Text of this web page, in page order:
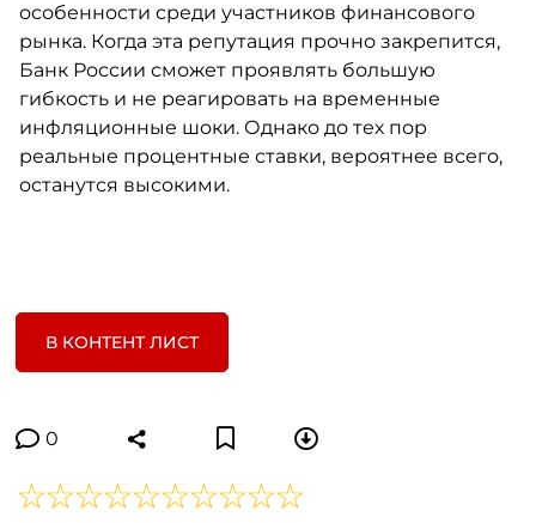
особенности среди участников финансового
рынка. Когда эта репутация прочно закрепится,
Банк России сможет проявлять большую
гибкость и не реагировать на временные
инфляционные шоки. Однако до тех пор
реальные процентные ставки, вероятнее всего,
останутся высокими.
В КОНТЕНТ ЛИСТ
0